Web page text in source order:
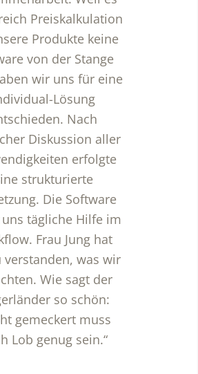
Preiskalkulation
Produkte keine
von der Stange
wir uns für eine
Lösung
Nach
Diskussion aller
erfolgte
strukturierte
Die Software
tägliche Hilfe im
Frau Jung hat
verstanden, was wir
Wie sagt der
so schön:
gemeckert muss
Lob genug sein.“